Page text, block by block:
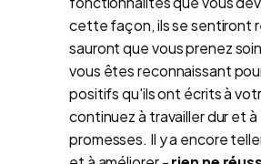
cette façon, ils se sentiront
sauront que vous prenez
vous êtes reconnaissant
positifs qu'ils ont écrits à
continuez à travailler dur et à
promesses. Il y a encore